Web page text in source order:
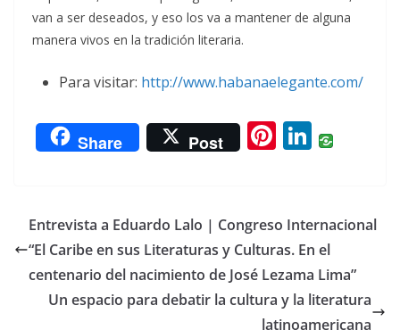
van a ser deseados, y eso los va a mantener de alguna
manera vivos en la tradición literaria.
Para visitar: http://www.habanaelegante.com/
Share Post Pi
e
st
Li
e
dI
n
Entrevista a Eduardo Lalo | Congreso Internacional
“El Caribe en sus Literaturas y Culturas. En el
centenario del nacimiento de José Lezama Lima”
Un espacio para debatir la cultura y la literatura
latinoamericana